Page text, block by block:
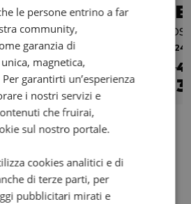
VESPA Vespa Primavera 125
Kw
€ 94/mese
2024
€
le persone entrino a far
community,
garanzia di
unica, magnetica,
garantirti un’esperienza
i nostri servizi e
che fruirai,
sul nostro portale.
cookies analitici e di
di terze parti, per
pubblicitari mirati e